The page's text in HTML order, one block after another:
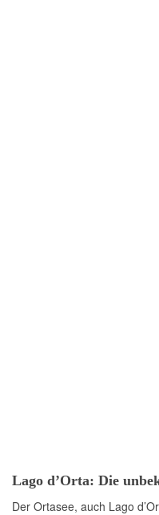
Lago d’Orta: Die
Der Ortasee, auch Lago